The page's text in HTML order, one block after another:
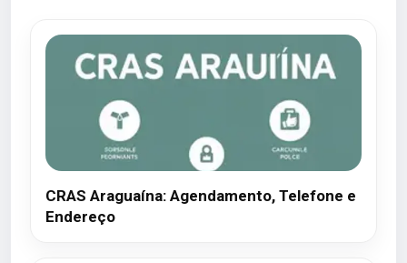
CRAS Araguaína: Agendamento, Telefone e
Endereço